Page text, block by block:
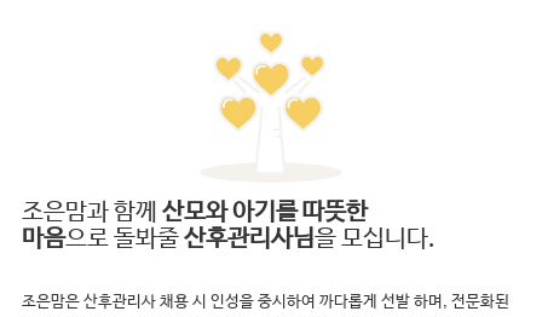
조은맘과 함께 산모와 아기를 따뜻한
마음으로 돌봐줄산후관리사님을 모십니다.
조은맘은 산후관리사 채용 시 인성을 중시하여 까다롭게 선발 하며, 전문화된